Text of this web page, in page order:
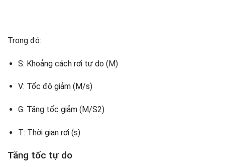
Trong đó:
S: Khoảng cách rơi tự do (M)
V: Tốc độ giảm (M/s)
G: Tăng tốc giảm (M/S2)
T: Thời gian rơi (s)
Tăng tốc tự do